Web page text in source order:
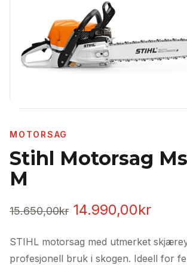
MOTORSAG
Stihl Motorsag
M
15.650,00kr Opprinnelig
var:
14.990,00kr
er:
STIHL motorsag med utmerket
profesjonell bruk i skogen. Ideell for